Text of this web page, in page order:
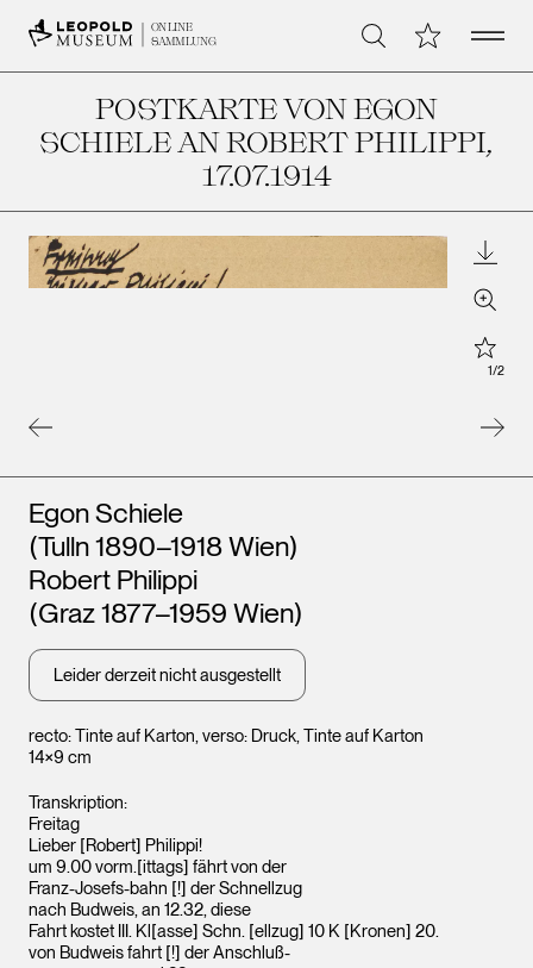
ONLINE
SAMMLUNG
Suche Meine Open
POSTKARTE VON EGON
SCHIELE AN ROBERT PHILIPPI,
17.07.1914
Leopold Museum,
Wien
Zoom
Star
1/2
recto: Tinte auf Karton, verso: Druck, Tinte auf Karton
14×9 cm
Künstler*innen
Egon Schiele
(Tulln 1890–1918 Wien)
Robert Philippi
(Graz 1877–1959 Wien)
Leider derzeit nicht ausgestellt
Transkription:
Freitag
Lieber [Robert] Philippi!
um 9.00 vorm.[ittags] fährt von der
Franz-Josefs-bahn [!] der Schnellzug
nach Budweis, an 12.32, diese
Fahrt kostet III. Kl[asse] Schn. [ellzug] 10 K [Kronen] 20.
von Budweis fahrt [!] der Anschluß-